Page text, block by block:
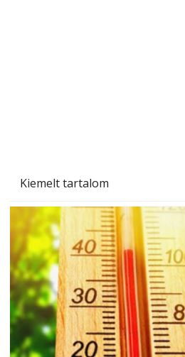
Kiemelt tartalom